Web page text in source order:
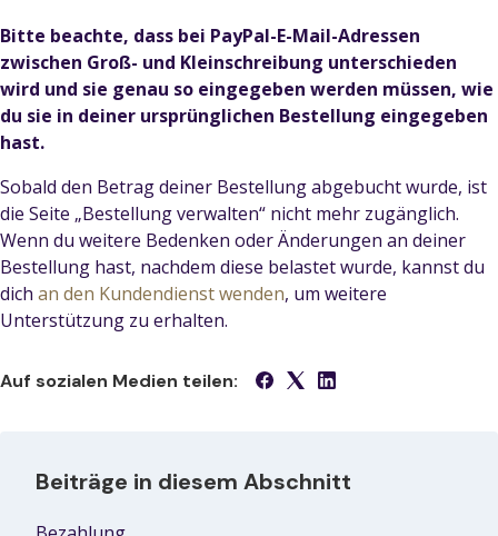
Bitte beachte, dass bei PayPal-E-Mail-Adressen
zwischen Groß- und Kleinschreibung unterschieden
wird und sie genau so eingegeben werden müssen, wie
du sie in deiner ursprünglichen Bestellung eingegeben
hast.
Sobald den Betrag deiner Bestellung abgebucht wurde, ist
die Seite „Bestellung verwalten“ nicht mehr zugänglich.
Wenn du weitere Bedenken oder Änderungen an deiner
Bestellung hast, nachdem diese belastet wurde, kannst du
dich an den Kundendienst wenden, um weitere
Unterstützung zu erhalten.
Auf sozialen Medien teilen:
Beiträge in diesem Abschnitt